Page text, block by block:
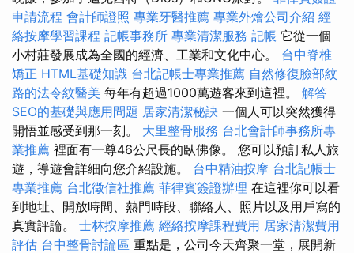
申請流程 會計師證照 專業牙醫推薦 專業外燴公司介紹 經
絡按摩學習課程 記帳事務所 專業清潔服務 記帳 它從一個
小村莊發展成為全國的經濟、工業和文化中心。 台中脊椎
矯正 HTML基礎知識 台北記帳士專業推薦 自然修復臉部紋
路的法令紋醫美 每年有超過1000萬遊客來到這裡。 解答
SEO的基礎與應用問題 居家清潔秘訣 一個人可以突然獲得
開悟並感受到那一刻。 大里整骨服務 台北會計師事務所專
業推薦 裡面有一尊46公尺長的臥佛像。 您可以預訂私人旅
遊，導遊會詳細向您介紹設施。 台中精油按摩 台北記帳士
專業推薦 台北徵信社推薦 菲律賓簽證辦理 在這裡你可以看
到地址、開放時間、熱門時段、聯絡人、照片以及用戶寫的
真實評論。 士林按摩推薦 經絡按摩課程費用 居家清潔費用
評估 台中整骨討論區 重點是，公司今天齊聚一堂，展開新